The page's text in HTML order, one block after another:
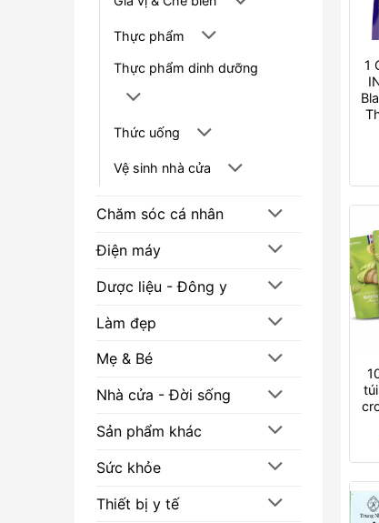
Thực phẩm
Thực phẩm dinh dưỡng
Thức uống
Vệ sinh nhà cửa
Chăm sóc cá nhân
Điện máy
Dược liệu - Đông y
Làm đẹp
Mẹ & Bé
Nhà cửa - Đời sống
Sản phẩm khác
Sức khỏe
Thiết bị y tế
1